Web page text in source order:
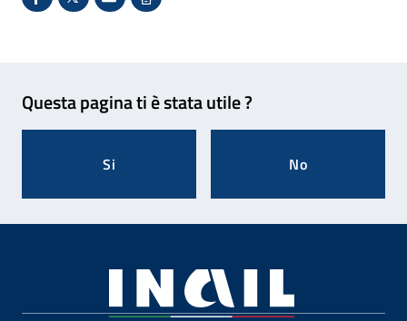
Condividi su Facebook - Sito esterno - Apertura in
X - Sito esterno - Apertura in nuova finestra
Invio Mail: apre il programma di posta
Stampa pagina: scelta meno
Questa pagina ti è stata utile ?
Si No